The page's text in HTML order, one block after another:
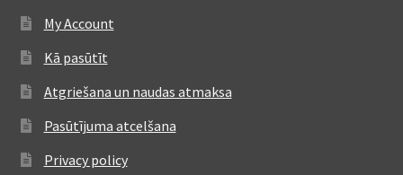
My Account
Kā pasūtīt
Atgriešana un naudas atmaksa
Pasūtījuma atcelšana
Privacy policy